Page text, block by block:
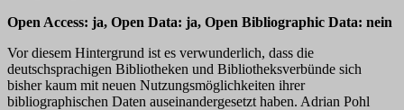
Open Access: ja, Open Data: ja, Open Bibliographic Data: nein
Vor diesem Hintergrund ist es verwunderlich, dass die
deutschsprachigen Bibliotheken und Bibliotheksverbünde sich
bisher kaum mit neuen Nutzungsmöglichkeiten ihrer
bibliographischen Daten auseinandergesetzt haben. Adrian Pohl